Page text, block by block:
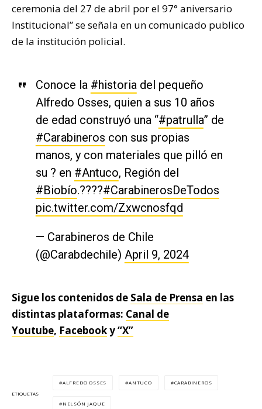
ceremonia del 27 de abril por el 97° aniversario
Institucional” se señala en un comunicado publico
de la institución policial.
Conoce la #historiadel pequeño
Alfredo Osses, quien a sus 10 años
de edad construyó una “#patrulla” de
#Carabineros con sus propias
manos, y con materiales que pilló en
su ? en #Antuco, Región del
#Biobío.????#CarabinerosDeTodos
pic.twitter.com/Zxwcnosfqd
— Carabineros de Chile
(@Carabdechile) April 9, 2024
Sigue los contenidos de Sala de Prensa en las
distintas plataformas: Canal de
Youtube, Facebooky“X”
ETIQUETAS
ALFREDO OSSES ANTUCO CARABINEROS
NELSÓN JAQUE